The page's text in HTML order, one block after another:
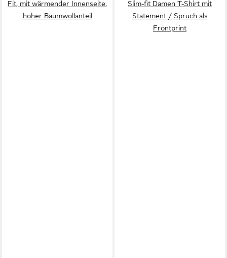
Fit, mit wärmender Innenseite,
hoher Baumwollanteil
Slim-fit Damen T-Shirt mit
Statement / Spruch als
Frontprint